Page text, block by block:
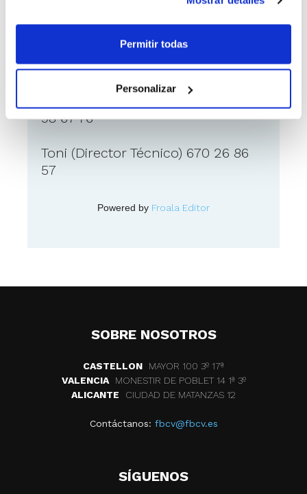
Permitir todas
Personalizar
CorreoE:oficina.cbs@outlook.es
98 67 76
Toni (Director Técnico) 670 26 86
57
Powered by Froala Editor
SOBRE NOSOTROS
CASTELLON
MAYOR 100 3º 17ª
VALENCIA
MONESTIR DE POBLET 14 1ª 3º
ALICANTE
CIUDAD DE MATANZAS 12
Contáctanos: fbcv@fbcv.es
SÍGUENOS